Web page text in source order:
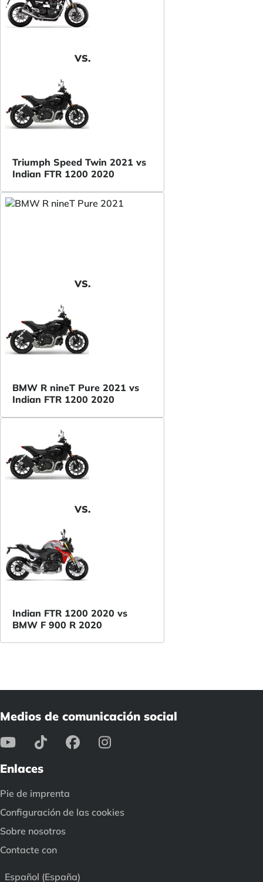
VS.
Triumph Speed Twin 2021 vs
Indian FTR 1200 2020
VS.
BMW R nineT Pure 2021 vs
Indian FTR 1200 2020
VS.
Indian FTR 1200 2020 vs
BMW F 900 R 2020
Medios de comunicación social
Enlaces
Pie de imprenta
Configuración de las cookies
Sobre nosotros
Contacte con
Español (España)